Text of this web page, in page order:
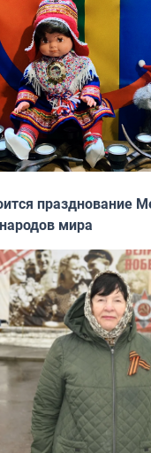
празднование
мира